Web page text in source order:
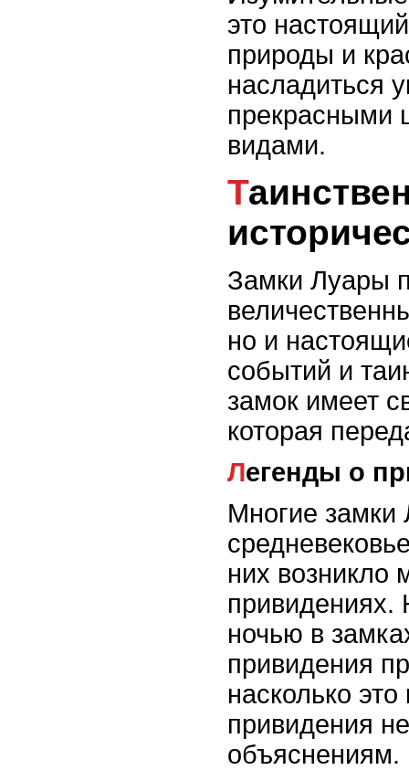
это
природы и
насладиться
прекрасными
видами.
Таинственные легенды и
Замки Луары
но и
событий и
замок имеет
которая
Легенды о
Многие замки
них возникло
привидениях.
ночью в
привидения
насколько
привидения
объяснениям.